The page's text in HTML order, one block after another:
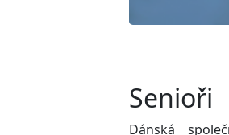
Senioři
Dánská